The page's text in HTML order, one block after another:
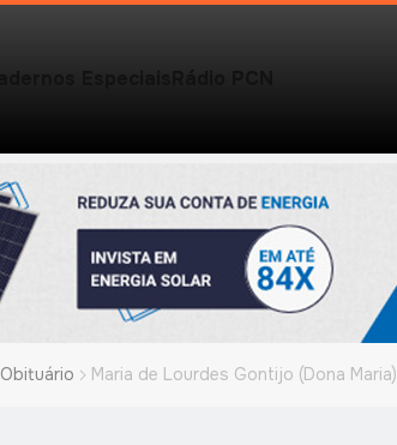
Obituário Maria de Lourdes Gontijo (Dona Maria)